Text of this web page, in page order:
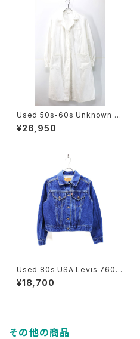
Used 50s-60s Unknown W
hite Cotton Duster Coat Si
ze L 相当 古着
¥26,950
Used 80s USA Levis 7600
1 Girls Denim Tracker Jack
et Size XS 相当 古着
¥18,700
その他の商品